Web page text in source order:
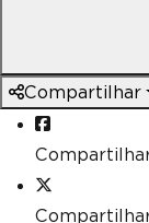
Compartilhar